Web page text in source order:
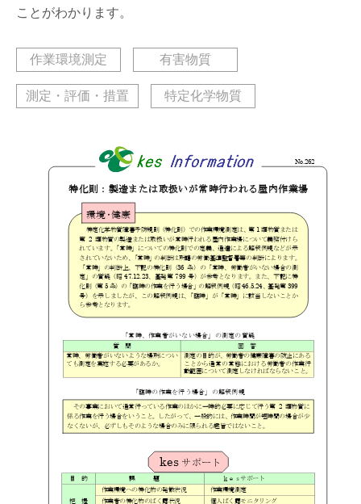
ことがわかります。
作業環境測定 有害物質
測定・評価・措置 特定化学物質